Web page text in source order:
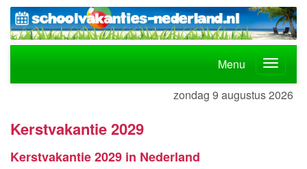
Menu
zondag 9 augustus 2026
Kerstvakantie 2029
Kerstvakantie 2029 in Nederland